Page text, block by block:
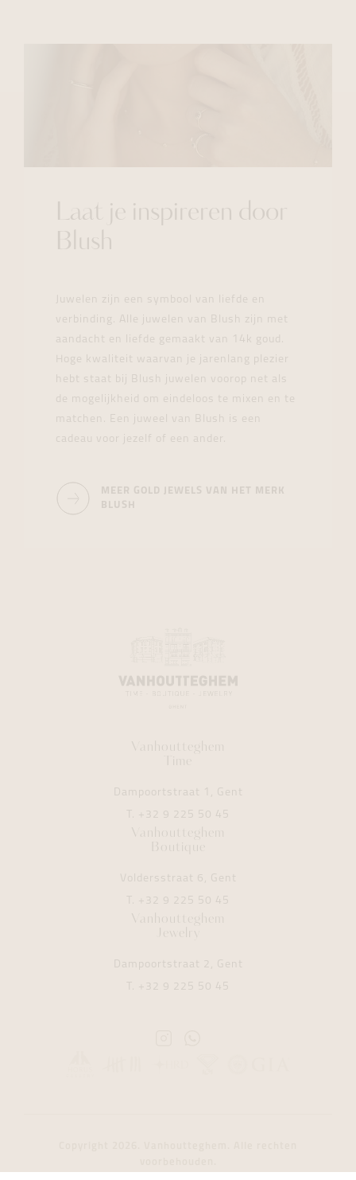
Laat je inspireren door
Blush
Juwelen zijn een symbool van liefde en
verbinding. Alle juwelen van Blush zijn met
aandacht en liefde gemaakt van 14k goud.
Hoge kwaliteit waarvan je jarenlang plezier
hebt staat bij Blush juwelen voorop net als
de mogelijkheid om eindeloos te mixen en te
matchen. Een juweel van Blush is een
cadeau voor jezelf of een ander.
MEER GOLD JEWELS VAN HET MERK
BLUSH
Vanhoutteghem
Time
Dampoortstraat 1, Gent
T. +32 9 225 50 45
Vanhoutteghem
Boutique
Voldersstraat 6, Gent
T. +32 9 225 50 45
Vanhoutteghem
Jewelry
Dampoortstraat 2, Gent
T. +32 9 225 50 45